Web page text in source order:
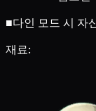
■다인 모드 시 자
재료: